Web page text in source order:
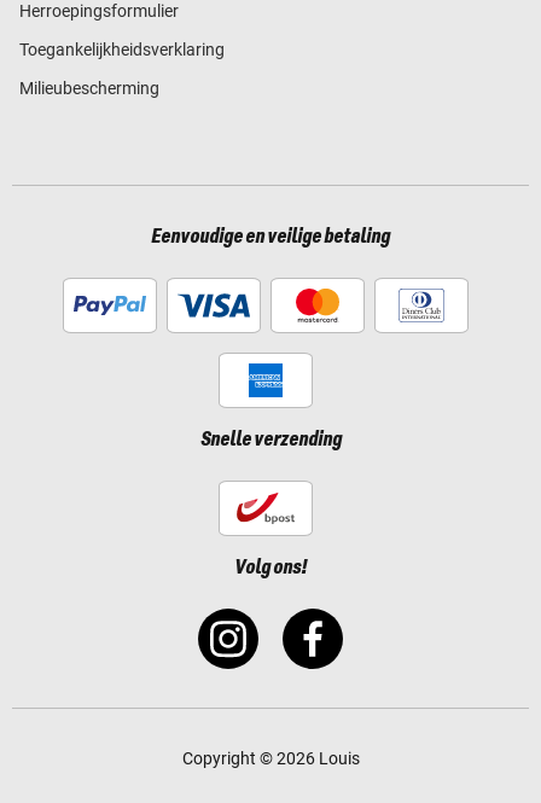
Herroepingsformulier
Toegankelijkheidsverklaring
Milieubescherming
Eenvoudige en veilige betaling
Snelle verzending
Volg ons!
Copyright © 2026 Louis